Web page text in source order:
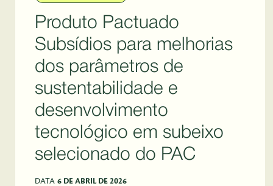
Produto Pactuado
Subsídios para melhorias
dos parâmetros de
sustentabilidade e
desenvolvimento
tecnológico em subeixo
selecionado do PAC
DATA 6 DE ABRIL DE 2026